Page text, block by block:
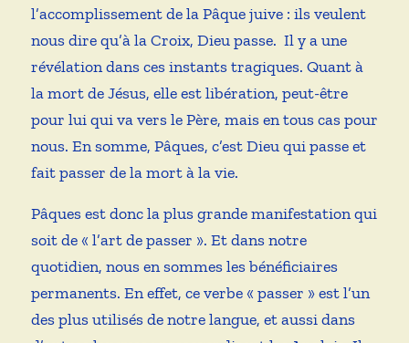
l’accomplissement de la Pâque juive : ils veulent
nous dire qu’à la Croix, Dieu passe. Il y a une
révélation dans ces instants tragiques. Quant à
la mort de Jésus, elle est libération, peut-être
pour lui qui va vers le Père, mais en tous cas pour
nous. En somme, Pâques, c’est Dieu qui passe et
fait passer de la mort à la vie.
Pâques est donc la plus grande manifestation qui
soit de « l’art de passer ». Et dans notre
quotidien, nous en sommes les bénéficiaires
permanents. En effet, ce verbe « passer » est l’un
des plus utilisés de notre langue, et aussi dans